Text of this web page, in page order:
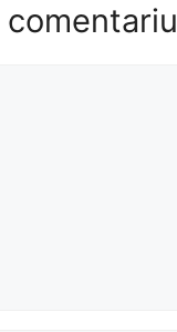
comentariu